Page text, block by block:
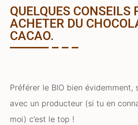
QUELQUES CONSEILS
ACHETER DU
CACAO.
Préférer le BIO bien évidemment,
avec un producteur (si tu en
moi) c’est le top !